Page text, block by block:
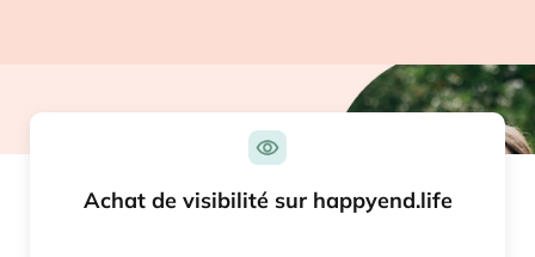
Achat de visibilité sur happyend.life